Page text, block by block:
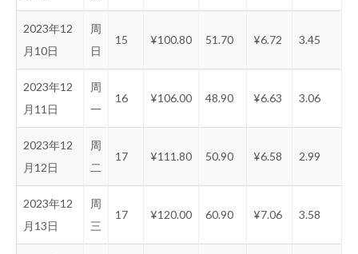
2023年12
月10日
周
日
15 ¥100.80 51.70 ¥6.72 3.45
2023年12
月11日
周
一
16 ¥106.00 48.90 ¥6.63 3.06
2023年12
月12日
周
二
17 ¥111.80 50.90 ¥6.58 2.99
2023年12
月13日
周
三
17 ¥120.00 60.90 ¥7.06 3.58